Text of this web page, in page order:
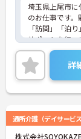
埼玉県上尾市
のお仕事です。
「訪問」「泊
サポートを行
担当いただき
です。ご興味の
ど、さらに詳
相談ください！
詳
通所介護（デイサービス
株式会社